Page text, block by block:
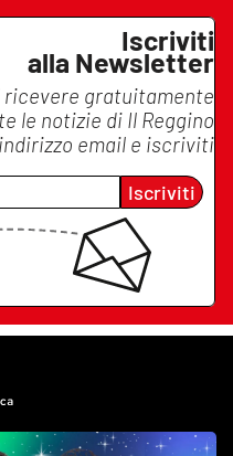
Iscriviti
alla Newsletter
ricevere gratuitamente
le notizie di Il Reggino
email e iscriviti
Iscriviti